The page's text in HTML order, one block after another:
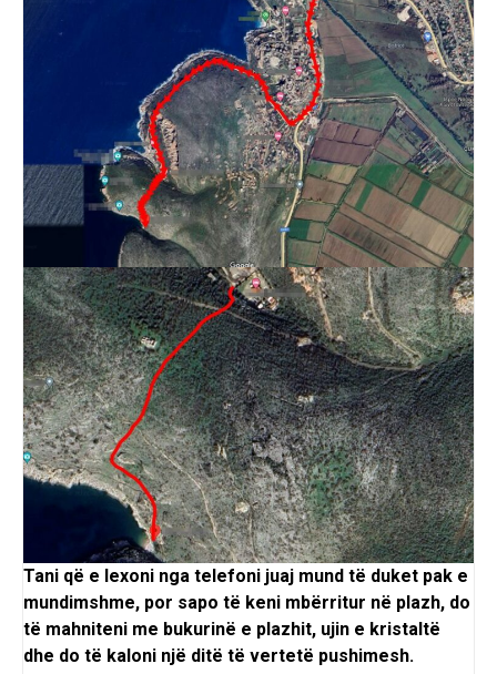
Tani që e lexoni nga telefoni juaj mund të duket pak e
mundimshme, por sapo të keni mbërritur në plazh, do
të mahniteni me bukurinë e plazhit, ujin e kristaltë
dhe do të kaloni një ditë të vertetë pushimesh.